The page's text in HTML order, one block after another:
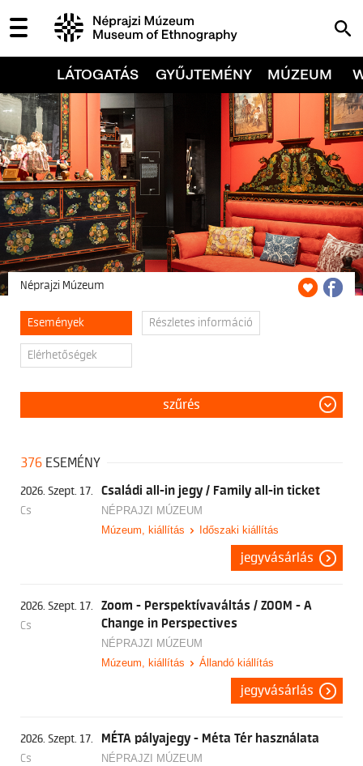
LÁTOGATÁS GYŰJTEMÉNY MÚZEUM
Néprajzi Múzeum
Események Részletes információ
Elérhetőségek
szűrés
376 ESEMÉNY
2026. Szept. 17.
Cs
Családi all-in jegy / Family all-in ticket
NÉPRAJZI MÚZEUM
Múzeum, kiállítás
Időszaki kiállítás
jegyvásárlás
2026. Szept. 17.
Cs
Zoom - Perspektívaváltás / ZOOM - A
Change in Perspectives
NÉPRAJZI MÚZEUM
Múzeum, kiállítás
Állandó kiállítás
jegyvásárlás
2026. Szept. 17.
Cs
MÉTA pályajegy - Méta Tér használata
NÉPRAJZI MÚZEUM